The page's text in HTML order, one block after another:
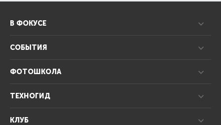
В ФОКУСЕ
СОБЫТИЯ
ФОТОШКОЛА
ТЕХНОГИД
КЛУБ